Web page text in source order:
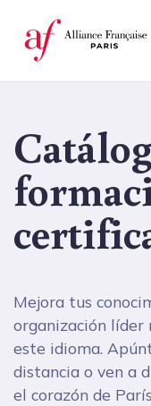
Panel de gestión
Mejora tus
organización líder
este idioma.
distancia o ven a
el corazón de